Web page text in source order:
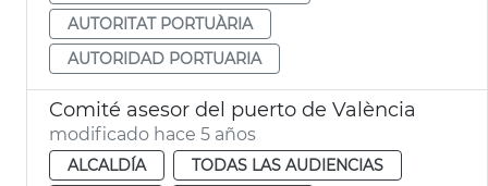
AUTORITAT PORTUÀRIA
AUTORIDAD PORTUARIA
Comité asesor del puerto de València
modificado hace 5 años
ALCALDÍA
TODAS LAS AUDIENCIAS